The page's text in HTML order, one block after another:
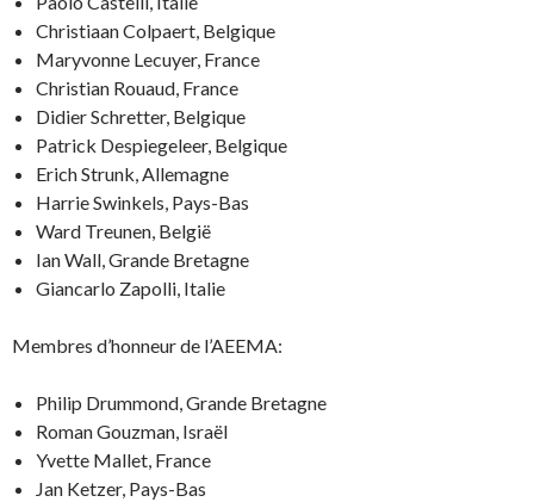
Christiaan Colpaert, Belgique
Maryvonne Lecuyer, France
Christian Rouaud, France
Didier Schretter, Belgique
Patrick Despiegeleer, Belgique
Erich Strunk, Allemagne
Harrie Swinkels, Pays-Bas
Ward Treunen, België
Ian Wall, Grande Bretagne
Giancarlo Zapolli, Italie
Membres d’honneur de l’AEEMA:
Philip Drummond, Grande Bretagne
Roman Gouzman, Israël
Yvette Mallet, France
Jan Ketzer, Pays-Bas